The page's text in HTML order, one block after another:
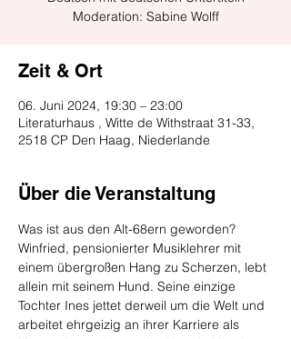
Moderation: Sabine Wolff
Zeit & Ort
06. Juni 2024, 19:30 – 23:00
Literaturhaus , Witte de Withstraat 31-33,
2518 CP Den Haag, Niederlande
Über die Veranstaltung
Was ist aus den Alt-68ern geworden?
Winfried, pensionierter Musiklehrer mit
einem übergroßen Hang zu Scherzen, lebt
allein mit seinem Hund. Seine einzige
Tochter Ines jettet derweil um die Welt und
arbeitet ehrgeizig an ihrer Karriere als